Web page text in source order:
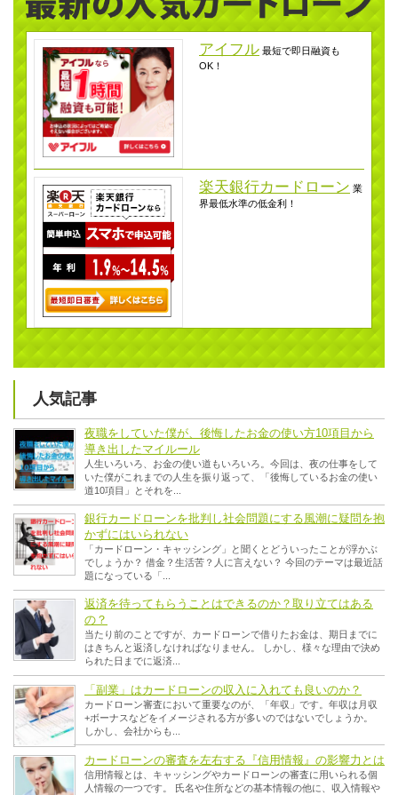
アイフル 最短で即日融資も
OK！
楽天銀行カードローン 業
界最低水準の低金利！
人気記事
夜職をしていた僕が、後悔したお金の使い方10項目から
導き出したマイルール
人生いろいろ、お金の使い道もいろいろ。今回は、夜の仕事をして
いた僕がこれまでの人生を振り返って、「後悔しているお金の使い
道10項目」とそれを...
銀行カードローンを批判し社会問題にする風潮に疑問を抱
かずにはいられない
「カードローン・キャッシング」と聞くとどういったことが浮かぶ
でしょうか？ 借金？生活苦？人に言えない？ 今回のテーマは最近話
題になっている「...
返済を待ってもらうことはできるのか？取り立てはある
の？
当たり前のことですが、カードローンで借りたお金は、期日までに
はきちんと返済しなければなりません。 しかし、様々な理由で決め
られた日までに返済...
「副業」はカードローンの収入に入れても良いのか？
カードローン審査において重要なのが、「年収」です。年収は月収
+ボーナスなどをイメージされる方が多いのではないでしょうか。
しかし、会社からも...
カードローンの審査を左右する『信用情報』の影響力とは
信用情報とは、キャッシングやカードローンの審査に用いられる個
人情報の一つです。 氏名や住所などの基本情報の他に、収入情報や